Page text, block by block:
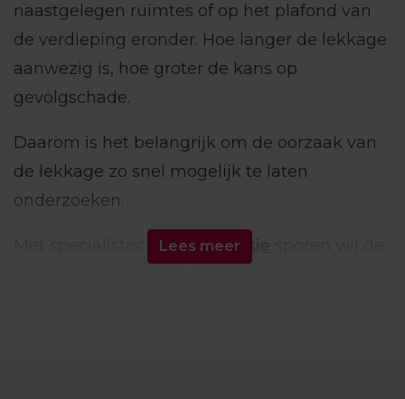
naastgelegen ruimtes of op het plafond van
de verdieping eronder. Hoe langer de lekkage
aanwezig is, hoe groter de kans op
gevolgschade.
Daarom is het belangrijk om de oorzaak van
de lekkage zo snel mogelijk te laten
onderzoeken.
Met specialistischelekdetectie
Lees meer